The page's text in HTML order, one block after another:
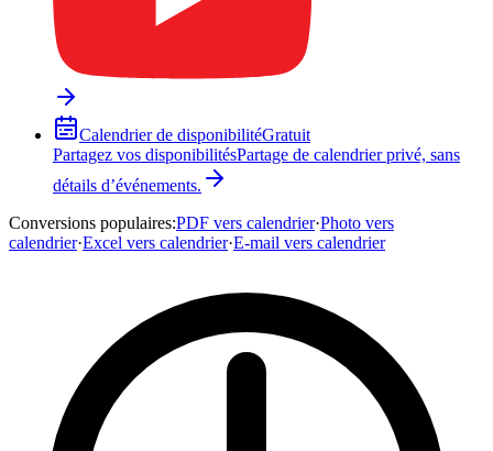
Calendrier de disponibilitéGratuit
Partagez vos disponibilitésPartage de calendrier privé, sans
détails d’événements.
Conversions populaires:PDF vers calendrier·Photo vers
calendrier·Excel vers calendrier·E-mail vers calendrier